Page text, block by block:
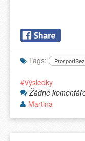
Tags:
Výsledky
Žádné
Martina